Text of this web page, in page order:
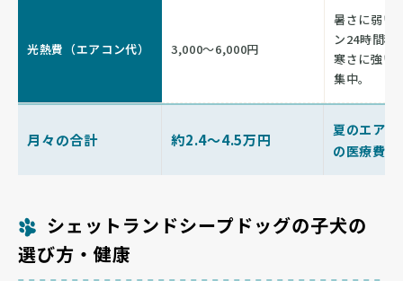
光熱費（エアコン代） 3,000〜6,000円
暑さに弱い
ン24時間稼
寒さに強い
集中。
月々の合計 約2.4〜4.5万円
夏のエア
の医療費で
シェットランドシープドッグの子犬の
選び方・健康